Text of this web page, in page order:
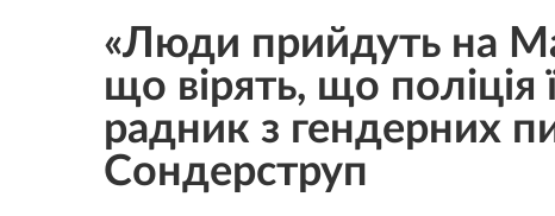
«Люди прийдуть на
що вірять, що поліція
радник з гендерних
Сондерструп